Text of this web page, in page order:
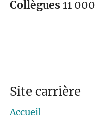
Collègues 11 000
Site carrière
Accueil